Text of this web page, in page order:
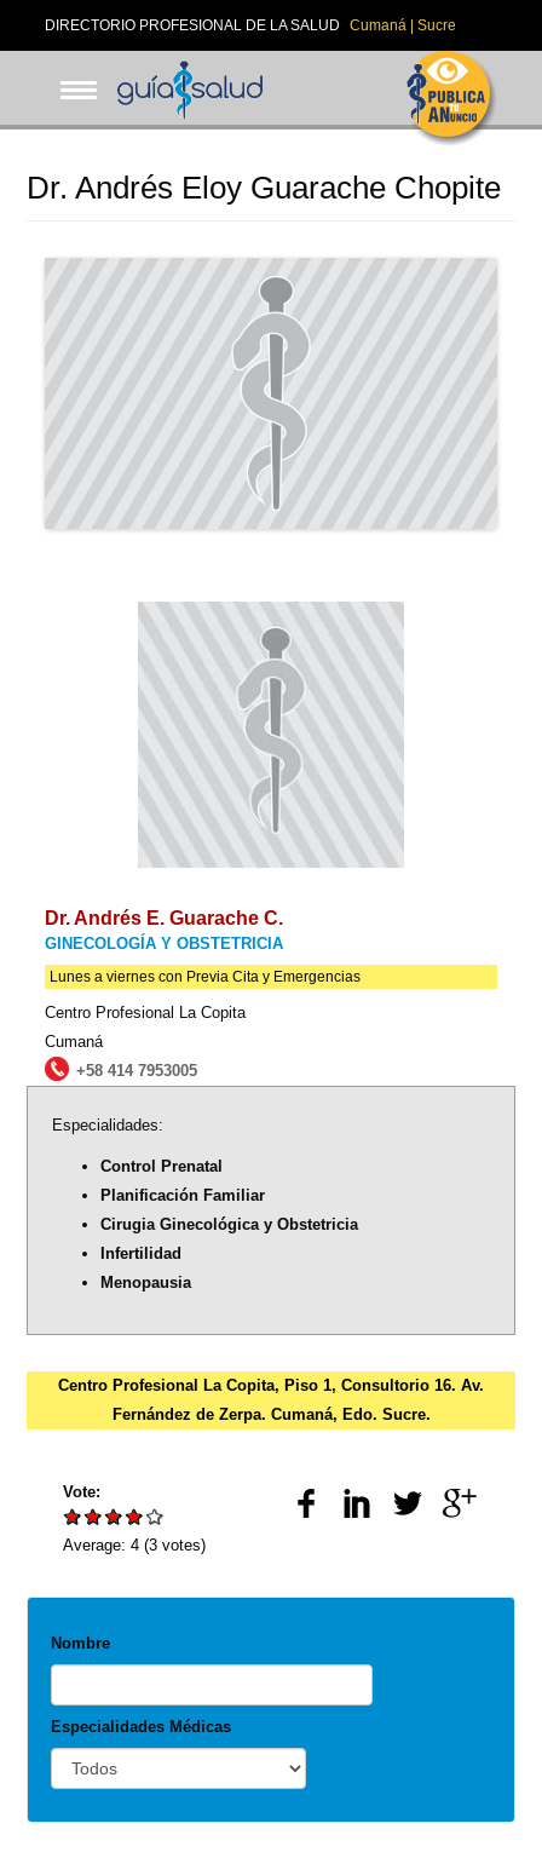
DIRECTORIO PROFESIONAL DE LA SALUD Cumaná | Sucre
Dr. Andrés Eloy Guarache Chopite
Dr. Andrés E. Guarache C.
GINECOLOGÍA Y OBSTETRICIA
Lunes a viernes con Previa Cita y Emergencias
Centro Profesional La Copita
Cumaná
+58 414 7953005
Especialidades:
Control Prenatal
Planificación Familiar
Cirugia Ginecológica y Obstetricia
Infertilidad
Menopausia
Centro Profesional La Copita, Piso 1, Consultorio 16. Av.
Fernández de Zerpa. Cumaná, Edo. Sucre.
Vote:
Average:4 (3 votes)
Nombre
Especialidades Médicas